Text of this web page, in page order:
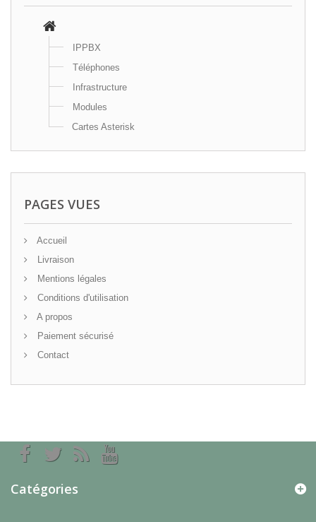
IPPBX
Téléphones
Infrastructure
Modules
Cartes Asterisk
PAGES VUES
Accueil
Livraison
Mentions légales
Conditions d'utilisation
A propos
Paiement sécurisé
Contact
Catégories